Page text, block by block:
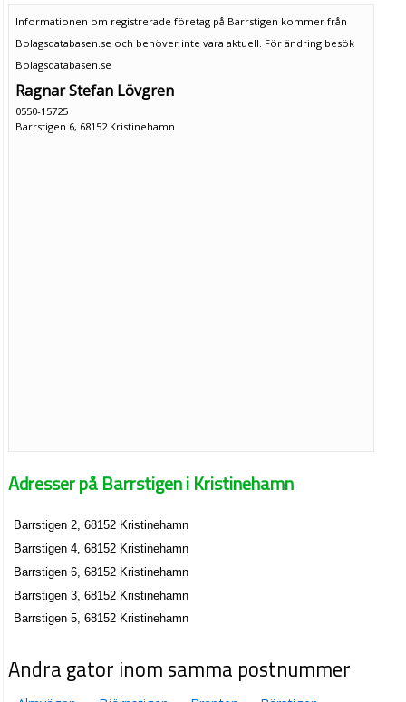
Informationen om registrerade företag på Barrstigen kommer från
Bolagsdatabasen.se och behöver inte vara aktuell. För ändring besök
Bolagsdatabasen.se
Ragnar Stefan Lövgren
0550-15725
Barrstigen 6, 68152 Kristinehamn
Adresser på Barrstigen i Kristinehamn
Barrstigen 2, 68152 Kristinehamn
Barrstigen 4, 68152 Kristinehamn
Barrstigen 6, 68152 Kristinehamn
Barrstigen 3, 68152 Kristinehamn
Barrstigen 5, 68152 Kristinehamn
Andra gator inom samma postnummer